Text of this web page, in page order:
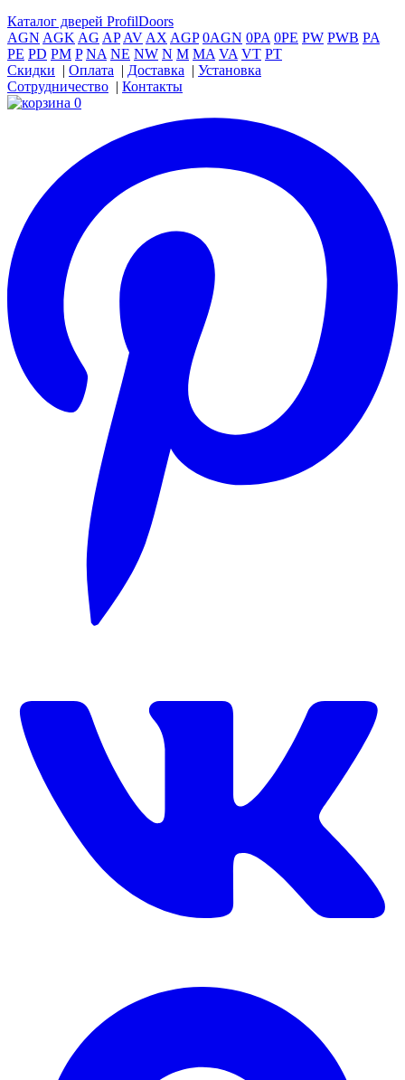
Каталог дверей ProfilDoors
AGN AGKAG APAVAXAGP 0AGN 0PA 0PE PW PWB PA
PE PD PM P NA NE NW N M MA VA VT PT
Скидки
Оплата Доставка
Установка
Сотрудничество
Контакты
0